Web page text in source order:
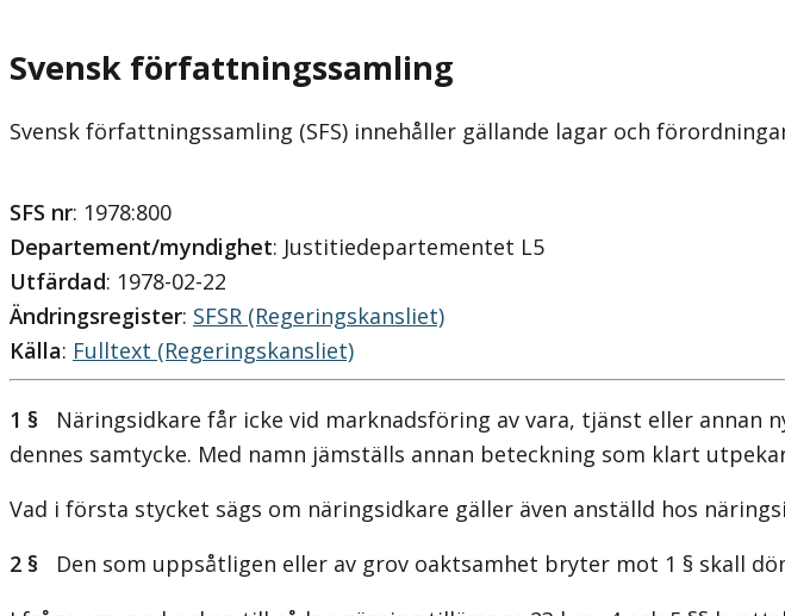
Svensk författningssamling
Svensk författningssamling (SFS) innehåller gällande lagar och
SFS nr: 1978:800
Departement/myndighet: Justitiedepartementet L5
Utfärdad: 1978-02-22
Ändringsregister: SFSR (Regeringskansliet)
Källa: Fulltext (Regeringskansliet)
1 § Näringsidkare får icke vid marknadsföring av vara, tjänst eller
dennes samtycke. Med namn jämställs annan beteckning som klart
Vad i första stycket sägs om näringsidkare gäller även anställd hos
2 § Den som uppsåtligen eller av grov oaktsamhet bryter mot 1 § skall